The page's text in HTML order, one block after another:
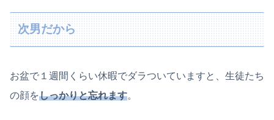
次男だから
お盆で１週間くらい休暇でダラついていますと、生徒たち
の顔をしっかりと忘れます。